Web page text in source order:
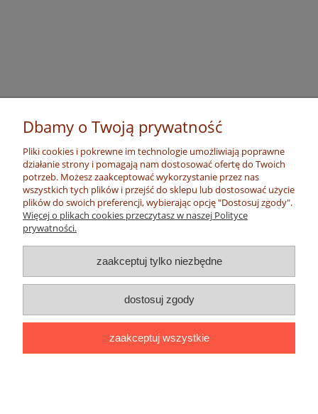
Dbamy o Twoją prywatność
Pliki cookies i pokrewne im technologie umożliwiają poprawne
działanie strony i pomagają nam dostosować ofertę do Twoich
potrzeb. Możesz zaakceptować wykorzystanie przez nas
wszystkich tych plików i przejść do sklepu lub dostosować użycie
plików do swoich preferencji, wybierając opcję "Dostosuj zgody".
Więcej o plikach cookies przeczytasz w naszej Polityce
prywatności.
zaakceptuj tylko niezbędne
dostosuj zgody
zaakceptuj wszystkie